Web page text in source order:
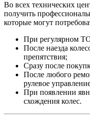
Во всех технических
получить
которые могут
При регулярном
После наезда
препятствия;
Сразу после
После любого
рулевое
При появлении
схождения колес.